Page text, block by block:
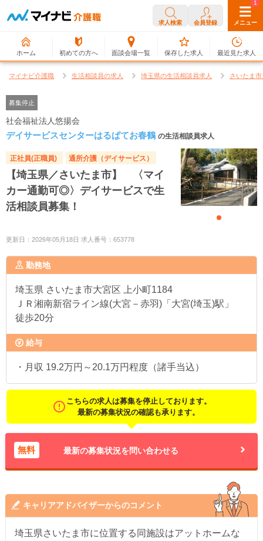
求人検索 会員登録 メニュー
ホーム 初めての方へ 面談会場一覧
0
保存した求人
1
最近見た求人
マイナビ介護職 生活相談員の求人 埼玉県の生活相談員求人 さいたま
募集停止
社会福祉法人悠揚会
デイサービスセンターはるぱてお春鶴 の生活相談員求人
正社員(正職員) 通所介護（デイサービス）
【埼玉県／さいたま市】 〈マイ
カー通勤可◎〉デイサービスで生
活相談員募集！
更新日：2026年05月18日 求人番号：653778
勤務地
埼玉県 さいたま市大宮区 上小町1184
ＪＲ湘南新宿ライン線(大宮－赤羽)「大宮(埼玉)駅」
徒歩20分
給与
・月収 19.2万円～20.1万円程度（諸手当込）
こちらの求人は募集を停止しております。
最新の募集状況の確認も承ります。
無料 最新の募集状況を問い合わせる
キャリアアドバイザーからのコメント
埼玉県さいたま市に位置する同施設はアットホームな